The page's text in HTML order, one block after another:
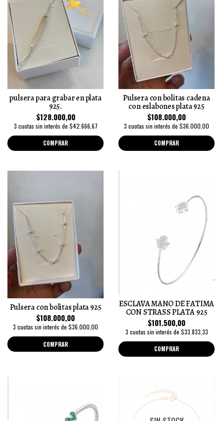
pulsera para grabar en plata
925.
$128.000,00
3 cuotas sin interés de $42.666,67
COMPRAR
Pulsera con bolitas cadena
con eslabones plata 925
$108.000,00
3 cuotas sin interés de $36.000,00
COMPRAR
Pulsera con bolitas plata 925
$108.000,00
3 cuotas sin interés de $36.000,00
COMPRAR
ESCLAVA MANO DE FATIMA
CON STRASS PLATA 925
$101.500,00
3 cuotas sin interés de $33.833,33
COMPRAR